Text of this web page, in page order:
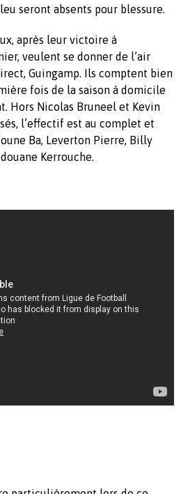
seront absents pour blessure.
après leur victoire à
veulent se donner de l’air
Guingamp. Ils comptent bien
fois de la saison à domicile
Hors Nicolas Bruneel et Kevin
l’effectif est au complet et
Ba, Leverton Pierre, Billy
Kerrouche.